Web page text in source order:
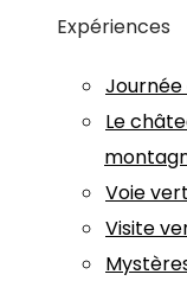
Expériences
Le
Voie
Visite